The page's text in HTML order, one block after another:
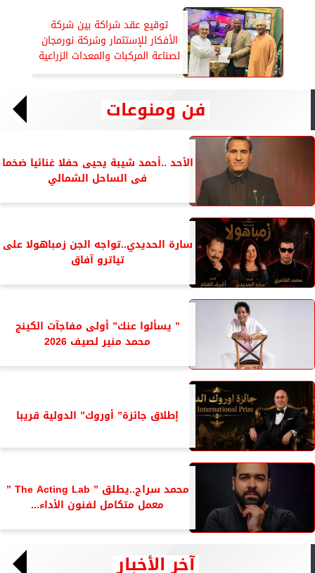
توقيع عقد شراكة بين شركة
الأفكار للإستثمار وشركة نورمجان
لصناعة المركبات والمعدات الزراعية
فن ومنوعات
الأحد ..أحمد شيبة يحيى حفلا غنائيا ضخما
فى الساحل الشمالي
سارة الحديدي..تواجه الجن زمباهولا على
تياترو آفاق
” يسألوا عنك” أولى مفاجآت الكينج
محمد منير لصيف 2026
إطلاق جائزة” أوروك” الدولية قريبا
محمد سراج..يطلق ” The Acting Lab ”
معمل متكامل لفنون الأداء...
آخر الأخبار